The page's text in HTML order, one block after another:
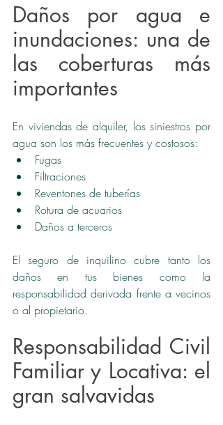
Daños por agua e
inundaciones: una de
las coberturas más
importantes
En viviendas de alquiler, los siniestros por
agua son los más frecuentes y costosos:
Fugas
Filtraciones
Reventones de tuberías
Rotura de acuarios
Daños a terceros
El seguro de inquilino cubre tanto los
daños en tus bienes como la
responsabilidad derivada frente a vecinos
o al propietario.
Responsabilidad Civil
Familiar y Locativa: el
gran salvavidas